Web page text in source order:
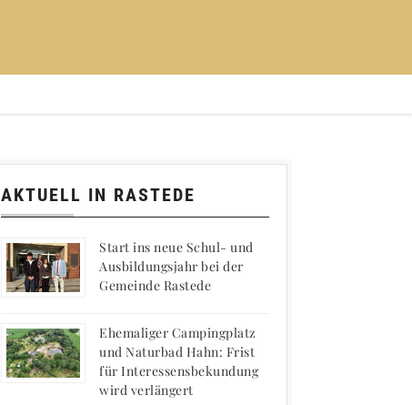
AKTUELL IN RASTEDE
Start ins neue Schul- und
Ausbildungsjahr bei der
Gemeinde Rastede
Ehemaliger Campingplatz
und Naturbad Hahn: Frist
für Interessensbekundung
wird verlängert